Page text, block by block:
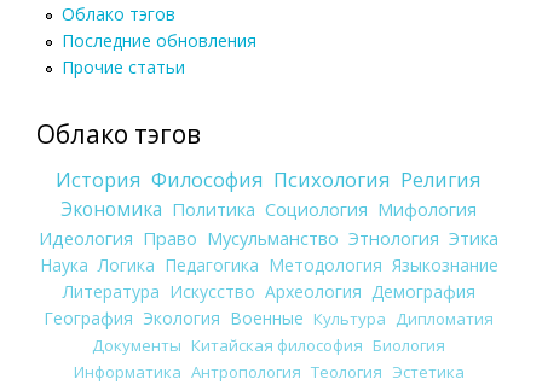
Облако тэгов
Последние обновления
Прочие статьи
Облако тэгов
История Философия Психология Религия
Экономика Политика Социология Мифология
Идеология Право Мусульманство Этнология Этика
Наука Логика Педагогика Методология Языкознание
Литература Искусство Археология Демография
География Экология Военные Культура
Дипломатия
Документы Китайская философия Биология
Информатика Антропология Теология Эстетика